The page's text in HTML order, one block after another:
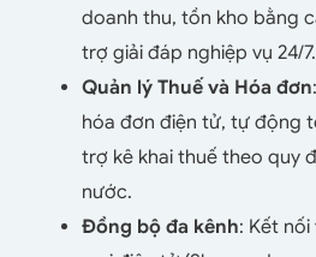
doanh thu, tồn kho bằng
trợ giải đáp nghiệp vụ 24/7.
Quản lý Thuế và Hóa đơn
hóa đơn điện tử, tự động
trợ kê khai thuế theo quy
nước.
Đồng bộ đa kênh: Kết